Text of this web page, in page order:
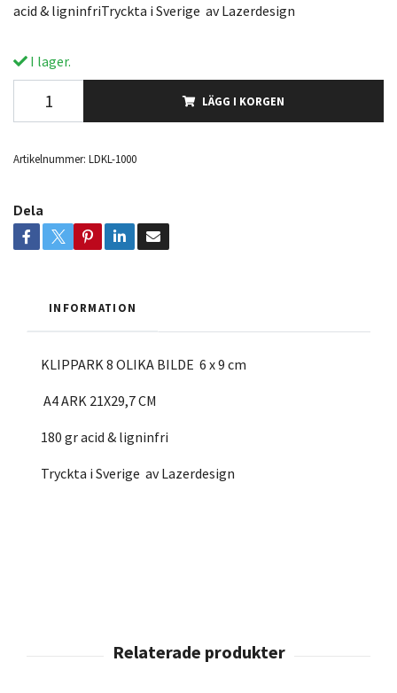
acid & ligninfriTryckta i Sverige av Lazerdesign
I lager.
LÄGG I KORGEN
Artikelnummer: LDKL-1000
Dela
INFORMATION
KLIPPARK 8 OLIKA BILDE 6 x 9 cm
A4 ARK 21X29,7 CM
180 gr acid & ligninfri
Tryckta i Sverige av Lazerdesign